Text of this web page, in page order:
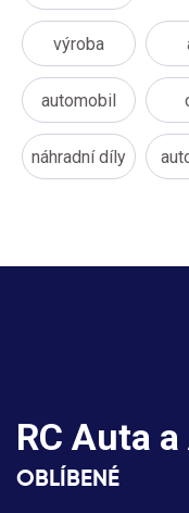
výroba
automobil
náhradní díly
RC Auta
OBLÍBENÉ